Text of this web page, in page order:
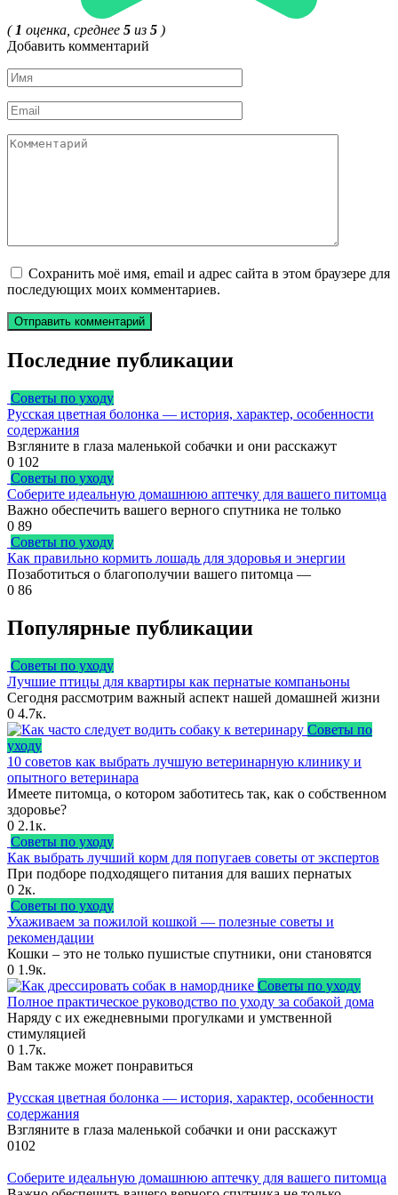
(1 оценка, среднее 5 из 5 )
Добавить комментарий
Имя
*
Email
*
Комментарий
Сохранить моё имя, email и адрес сайта в этом браузере для
последующих моих комментариев.
Последние публикации
Советы по уходу
Русская цветная болонка — история, характер, особенности
содержания
Взгляните в глаза маленькой собачки и они расскажут
0 102
Советы по уходу
Соберите идеальную домашнюю аптечку для вашего питомца
Важно обеспечить вашего верного спутника не только
0 89
Советы по уходу
Как правильно кормить лошадь для здоровья и энергии
Позаботиться о благополучии вашего питомца —
0 86
Популярные публикации
Советы по уходу
Лучшие птицы для квартиры как пернатые компаньоны
Сегодня рассмотрим важный аспект нашей домашней жизни
0 4.7к.
Советы по
уходу
10 советов как выбрать лучшую ветеринарную клинику и
опытного ветеринара
Имеете питомца, о котором заботитесь так, как о собственном
здоровье?
0 2.1к.
Советы по уходу
Как выбрать лучший корм для попугаев советы от экспертов
При подборе подходящего питания для ваших пернатых
0 2к.
Советы по уходу
Ухаживаем за пожилой кошкой — полезные советы и
рекомендации
Кошки – это не только пушистые спутники, они становятся
0 1.9к.
Советы по уходу
Полное практическое руководство по уходу за собакой дома
Наряду с их ежедневными прогулками и умственной
стимуляцией
0 1.7к.
Вам также может понравиться
Русская цветная болонка — история, характер, особенности
содержания
Взгляните в глаза маленькой собачки и они расскажут
0102
Соберите идеальную домашнюю аптечку для вашего питомца